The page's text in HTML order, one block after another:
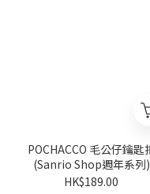
POCHACCO 毛公仔鑰匙扣
(Sanrio Shop週年系列)
HK$189.00